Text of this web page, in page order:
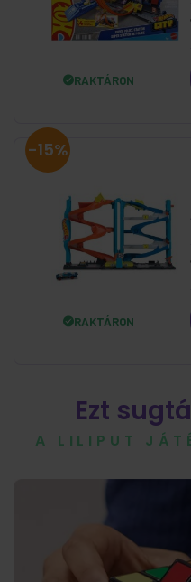
RAKTÁRON
-15%
RAKTÁRON
Ezt
A LILIPUT